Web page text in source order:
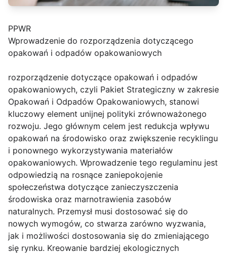
PPWR
Wprowadzenie do rozporządzenia dotyczącego
opakowań i odpadów opakowaniowych
rozporządzenie dotyczące opakowań i odpadów
opakowaniowych, czyli Pakiet Strategiczny w zakresie
Opakowań i Odpadów Opakowaniowych, stanowi
kluczowy element unijnej polityki zrównoważonego
rozwoju. Jego głównym celem jest redukcja wpływu
opakowań na środowisko oraz zwiększenie recyklingu
i ponownego wykorzystywania materiałów
opakowaniowych. Wprowadzenie tego regulaminu jest
odpowiedzią na rosnące zaniepokojenie
społeczeństwa dotyczące zanieczyszczenia
środowiska oraz marnotrawienia zasobów
naturalnych. Przemysł musi dostosować się do
nowych wymogów, co stwarza zarówno wyzwania,
jak i możliwości dostosowania się do zmieniającego
się rynku. Kreowanie bardziej ekologicznych